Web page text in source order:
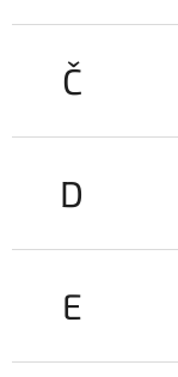
Č
D
E